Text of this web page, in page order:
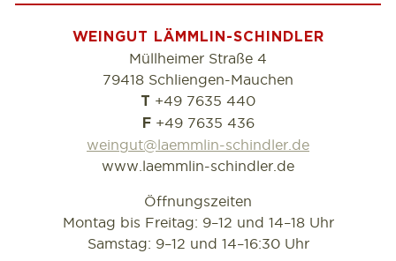
WEINGUT LÄMMLIN-SCHINDLER
Müllheimer Straße 4
79418 Schliengen-Mauchen
T +49 7635 440
F+49 7635 436
weingut@laemmlin-schindler.de
www.laemmlin-schindler.de
Öffnungszeiten
Montag bis Freitag: 9–12 und 14–18 Uhr
Samstag: 9–12 und 14–16:30 Uhr